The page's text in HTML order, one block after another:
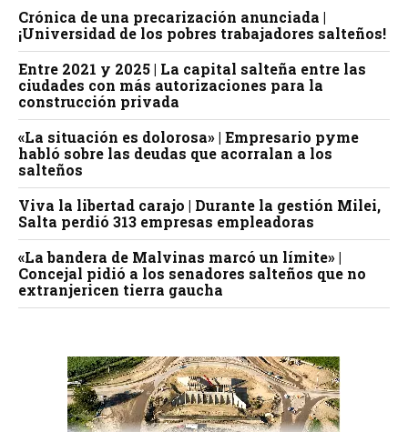
Crónica de una precarización anunciada |
¡Universidad de los pobres trabajadores salteños!
Entre 2021 y 2025 | La capital salteña entre las
ciudades con más autorizaciones para la
construcción privada
«La situación es dolorosa» | Empresario pyme
habló sobre las deudas que acorralan a los
salteños
Viva la libertad carajo | Durante la gestión Milei,
Salta perdió 313 empresas empleadoras
«La bandera de Malvinas marcó un límite» |
Concejal pidió a los senadores salteños que no
extranjericen tierra gaucha